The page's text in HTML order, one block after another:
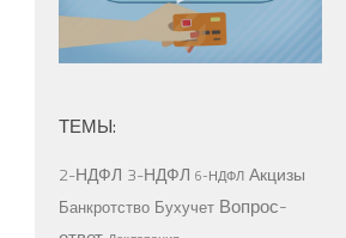
ТЕМЫ:
2-НДФЛ 3-НДФЛ 6-НДФЛ Акцизы
Банкротство Бухучет Вопрос-